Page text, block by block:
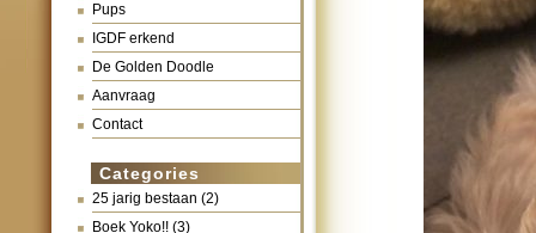
Pups
IGDF erkend
De Golden Doodle
Aanvraag
Contact
Categories
25 jarig bestaan (2)
Boek Yoko!! (3)